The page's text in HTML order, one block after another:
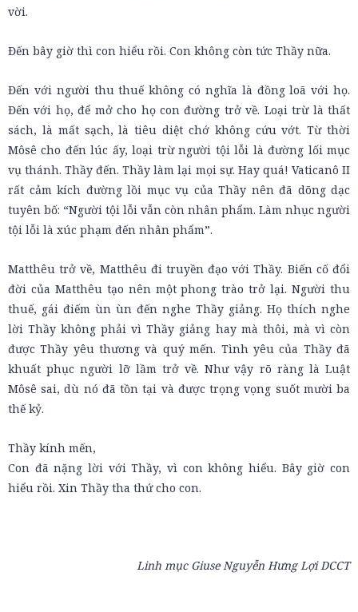
vời.
Đến bây giờ thì con hiểu rồi. Con không còn tức Thầy nữa.
Đến với người thu thuế không có nghĩa là đồng loã với họ.
Đến với họ, để mở cho họ con đường trở về. Loại trừ là thất
sách, là mất sạch, là tiêu diệt chớ không cứu vớt. Từ thời
Môsê cho đến lúc ấy, loại trừ người tội lỗi là đường lối mục
vụ thánh. Thầy đến. Thầy làm lại mọi sự. Hay quá! Vaticanô II
rất cảm kích đường lồi mục vụ của Thầy nên đã dõng dạc
tuyên bố: “Người tội lỗi vẫn còn nhân phẩm. Làm nhục người
tội lỗi là xúc phạm đến nhân phẩm”.
Matthêu trở về, Matthêu đi truyền đạo với Thầy. Biến cố đổi
đời của Matthêu tạo nên một phong trào trở lại. Người thu
thuế, gái điếm ùn ùn đến nghe Thầy giảng. Họ thích nghe
lời Thầy không phải vì Thầy giảng hay mà thôi, mà vì còn
được Thầy yêu thương và quý mến. Tình yêu của Thầy đã
khuất phục người lỡ lầm trở về. Như vậy rõ ràng là Luật
Môsê sai, dù nó đã tồn tại và được trọng vọng suốt mười ba
thế kỷ.
Thầy kính mến,
Con đã nặng lời với Thầy, vì con không hiểu. Bây giờ con
hiểu rồi. Xin Thầy tha thứ cho con.
Linh mục Giuse Nguyễn Hưng Lợi DCCT